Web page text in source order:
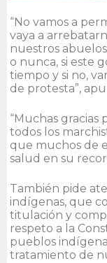
“No vamos a
vaya a
nuestros
o nunca, si este
tiempo y si no,
de protesta”,
“Muchas
todos los
que muchos de
salud en su
También pide
indígenas, que
titulación y
respeto a la
pueblos
tratamiento de